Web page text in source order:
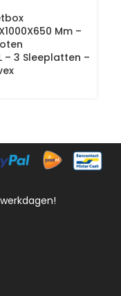
Mm –
– 3 Sleeplatten –